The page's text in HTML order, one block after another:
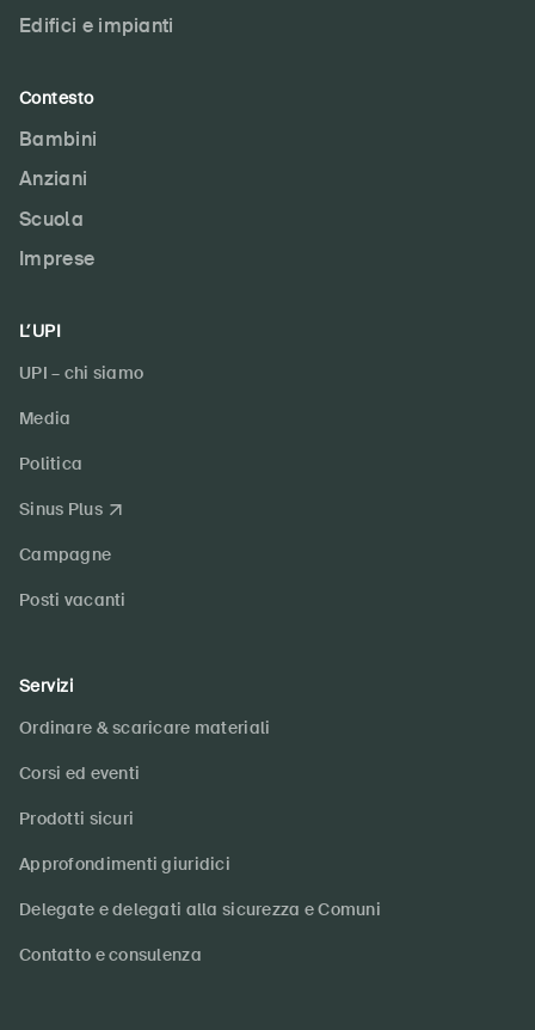
Edifici e impianti
Contesto
Bambini
Anziani
Scuola
Imprese
L’UPI
UPI – chi siamo
Media
Politica
Sinus Plus
Campagne
Posti vacanti
Servizi
Ordinare & scaricare materiali
Corsi ed eventi
Prodotti sicuri
Approfondimenti giuridici
Delegate e delegati alla sicurezza e Comuni
Contatto e consulenza